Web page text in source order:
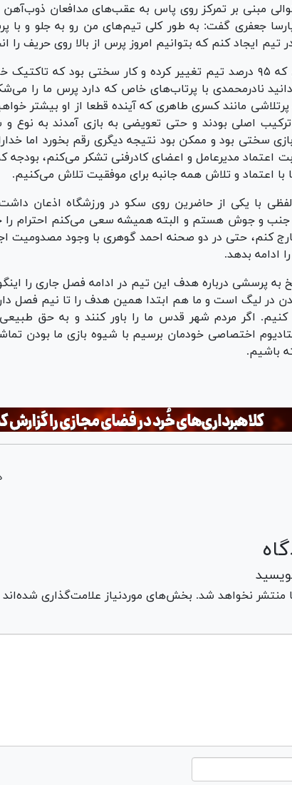
مبنی بر تمرکز روی پاس به عقب‌های مدافعان ذوب‌آهن
جعفری گفت: به طور کلی تیم‌های من رو به جلو و با
تیم ایجاد کنم که بتوانیم امروز پرس از بالا روی حریف را
دقیقی با بیان این که ۹۵ درصد تیم تغییر کرده و کار سختی بود که
نادرمحمدی با پرتاب‌های خاص که دارد پرس ما را
پرتلاشی مانند کسری طاهری که آینده قطعا از او بیشتر
ترکیب اصلی بودند و حتی تعویضی به بازی آمدند به نوع و
سختی بود و ممکن بود نتیجه دیگری رقم بخورد اما
با اعتماد و تلاش همه جانبه برای موفقیت تلاش می‌کنیم.
لفظی با یکی از حاضرین روی سکو در ورزشگاه اذعان
جنب و جوش هستم و البته همیشه سعی می‌کنم احترام را
کنم، حتی در دو صحنه‌ احمد گوهری با وجود مصدومیت
ادامه بدهد.
به پرسشی درباره هدف این تیم در ادامه فصل جاری را
در لیگ است و ما هم ابتدا همین هدف را تا نیم فصل
کنیم. اگر مردم شهر قدس ما را باور کنند و به حق طبیعی
اختصاصی خودمان برسیم با شیوه بازی ما بودن
باشیم.
منتشر نخواهد شد. بخش‌های موردنیاز علامت‌گذاری